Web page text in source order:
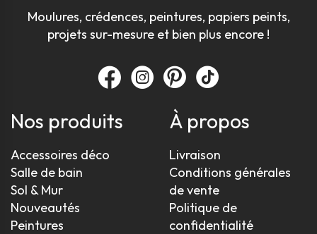
Moulures, crédences, peintures, papiers peints,
projets sur-mesure et bien plus encore !
Nos produits
Accessoires déco
Salle de bain
Sol & Mur
Nouveautés
Peintures
À propos
Livraison
Conditions générales
de vente
Politique de
confidentialité